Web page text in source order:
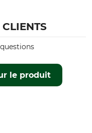
le produit